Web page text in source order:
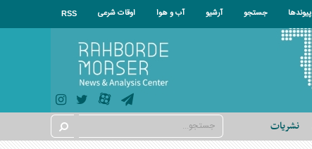
پیوندها جستجو آرشیو آب و هوا اوقات شرعی RSS
نشریات